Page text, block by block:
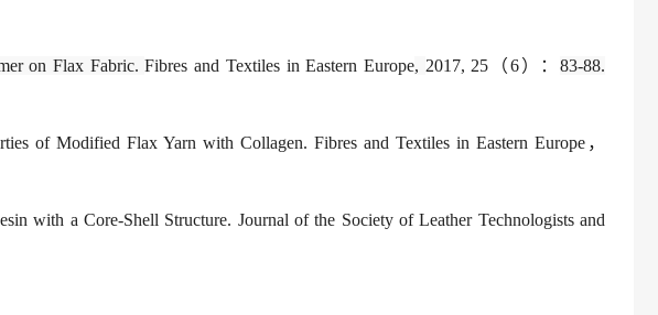
on Flax Fabric.Fibres and Textiles in Eastern Europe, 2017, 25 （6）：83-88.
of Modified Flax Yarn with Collagen. Fibres and Textiles in Eastern Europe ，
with a Core-Shell Structure. Journal of the Society of Leather Technologists and